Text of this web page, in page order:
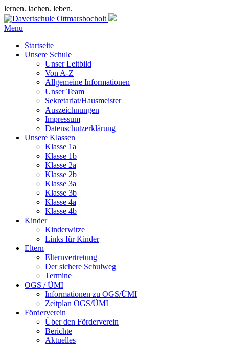
lernen. lachen. leben.
Menu
Startseite
Unsere Schule
Unser Leitbild
Von A-Z
Allgemeine Informationen
Unser Team
Sekretariat/Hausmeister
Auszeichnungen
Impressum
Datenschutzerklärung
Unsere Klassen
Klasse 1a
Klasse 1b
Klasse 2a
Klasse 2b
Klasse 3a
Klasse 3b
Klasse 4a
Klasse 4b
Kinder
Kinderwitze
Links für Kinder
Eltern
Elternvertretung
Der sichere Schulweg
Termine
OGS / ÜMI
Informationen zu OGS/ÜMI
Zeitplan OGS/ÜMI
Förderverein
Über den Förderverein
Berichte
Aktuelles